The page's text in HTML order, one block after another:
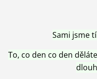
Sami jsme
To, co den co den